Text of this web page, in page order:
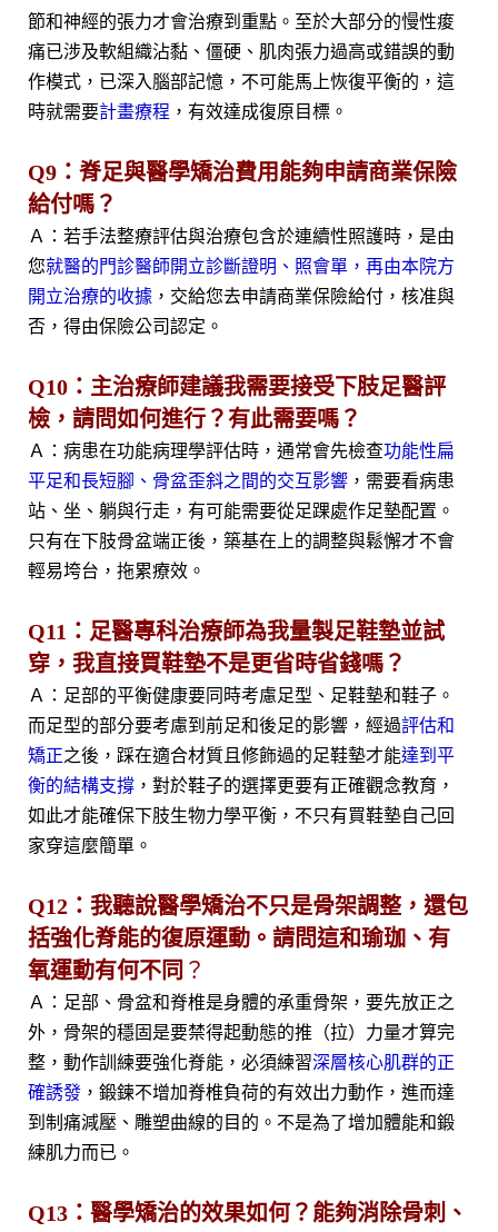
節和神經的張力才會治療到重點。至於大部分的慢性痠
痛已涉及軟組織沾黏、僵硬、肌肉張力過高或錯誤的動
作模式，已深入腦部記憶，不可能馬上恢復平衡的，這
時就需要計畫療程 ，有效達成復原目標。
Q9：脊足與醫學矯治費用能夠申請商業保險
給付嗎？
Ａ：若手法整療評估與治療包含於連續性照護時，是由
您就醫的門診醫師開立診斷證明、照會單，再由本院方
開立治療的收據 ，交給您去申請商業保險給付，核准與
否，得由保險公司認定。
Q10：主治療師建議我需要接受下肢足醫評
檢，請問如何進行？有此需要嗎？
Ａ：病患在功能病理學評估時，通常會先檢查功能性扁
平足和長短腳、骨盆歪斜之間的交互影響 ，需要看病患
站、坐、躺與行走，有可能需要從足踝處作足墊配置。
只有在下肢骨盆端正後，築基在上的調整與鬆懈才不會
輕易垮台，拖累療效。
Q11：足醫專科治療師為我量製足鞋墊並試
穿，我直接買鞋墊不是更省時省錢嗎？
Ａ：足部的平衡健康要同時考慮足型、足鞋墊和鞋子。
而足型的部分要考慮到前足和後足的影響，經過評估和
矯正之後，踩在適合材質且修飾過的足鞋墊才能達到平
衡的結構支撐 ，對於鞋子的選擇更要有正確觀念教育，
如此才能確保下肢生物力學平衡，不只有買鞋墊自己回
家穿這麼簡單。
Q12：我聽說醫學矯治不只是骨架調整，還包
括強化脊能的復原運動。請問這和瑜珈、有
氧運動有何不同 ？
Ａ：足部、骨盆和脊椎是身體的承重骨架，要先放正之
外，骨架的穩固是要禁得起動態的推（拉）力量才算完
整，動作訓練要強化脊能，必須練習深層核心肌群的正
確誘發 ，鍛鍊不增加脊椎負荷的有效出力動作，進而達
到制痛減壓、雕塑曲線的目的。不是為了增加體能和鍛
練肌力而已。
Q13：醫學矯治的效果如何？能夠消除骨刺、